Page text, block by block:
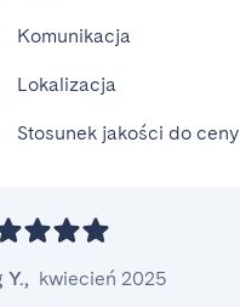
Komunikacja
Lokalizacja
Stosunek jakości do ceny
Y., kwiecień 2025